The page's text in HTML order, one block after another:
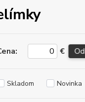
€ Od
Skladom Novinka